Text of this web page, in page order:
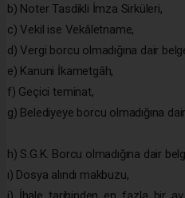
b) Noter Tasdikli İmza Sirküleri,
c) Vekil ise Vekâletname,
d) Vergi borcu olmadığına dair
e) Kanuni İkametgâh,
f) Geçici teminat,
g) Belediyeye borcu olmadığına
h) S.G.K. Borcu olmadığına dair
ı) Dosya alındı makbuzu,